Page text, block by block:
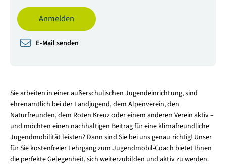
Sie arbeiten in einer außerschulischen Jugendeinrichtung, sind
ehrenamtlich bei der Landjugend, dem Alpenverein, den
Naturfreunden, dem Roten Kreuz oder einem anderen Verein aktiv –
und möchten einen nachhaltigen Beitrag für eine klimafreundliche
Jugendmobilität leisten? Dann sind Sie bei uns genau richtig! Unser
für Sie kostenfreier Lehrgang zum Jugendmobil-Coach bietet Ihnen
die perfekte Gelegenheit, sich weiterzubilden und aktiv zu werden.
Anmelden
E-Mail senden